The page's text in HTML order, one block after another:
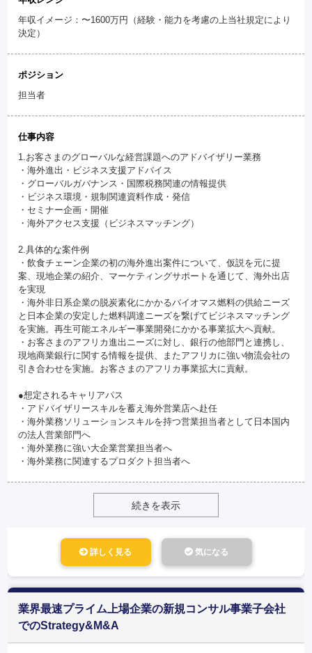
年収イメージ：〜1600万円（経験・能力を考慮の上当社規定により
決定）
ポジション
担当者
仕事内容
1.お客さまのグローバルな経営課題へのアドバイザリー業務
・海外進出・ビジネス支援アドバイス
・グローバルガバナンス・国際税務関連の情報提供
・ビジネス環境・規制関連資料作成・発信
・セミナー企画・開催
・海外アクセス支援（ビジネスマッチング）
2.具体的な案件例
・飲食チェーン企業の初の海外進出案件について、仮説を元に提
案、現地企業の紹介、マーケティングサポートを通じて、海外出店
を実現
・海外非日系企業の脱炭素化にかかるバイオマス燃料の供給ニーズ
と日本企業の安定した燃料調達ニーズを繋げてビジネスマッチング
を実施。再生可能エネルギー事業開発にかかる事業拡大へ貢献。
・お客さまのアフリカ進出ニーズに対し、銀行の他部門と連携し、
現地商業銀行に関する情報を提供、またアフリカに強い物流会社の
引き合わせを実施。お客さまのアフリカ事業拡大に貢献。
●想定されるキャリアパス
・アドバイザリースキルを蓄え海外営業店へ赴任
・海外業務ソリューションスキルを持つ営業担当者として日本国内
の法人営業部門へ
・海外業務に強い大企業営業担当者へ
・海外業務に関連するプロダクト担当者へ
続きを表示
詳しく見る 気になる
業界最速プライム上場企業の新規コンサル事業子会社
でのStrategy&M&A